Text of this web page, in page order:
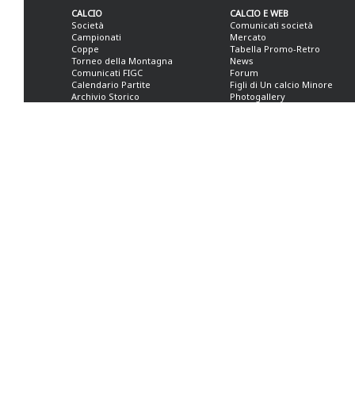
CALCIO
Società
Campionati
Coppe
Torneo della Montagna
Comunicati FIGC
Calendario Partite
Archivio Storico
CALCIO E WEB
Comunicati società
Mercato
Tabella Promo-Retro
News
Forum
Figli di Un calcio Minore
Photogallery